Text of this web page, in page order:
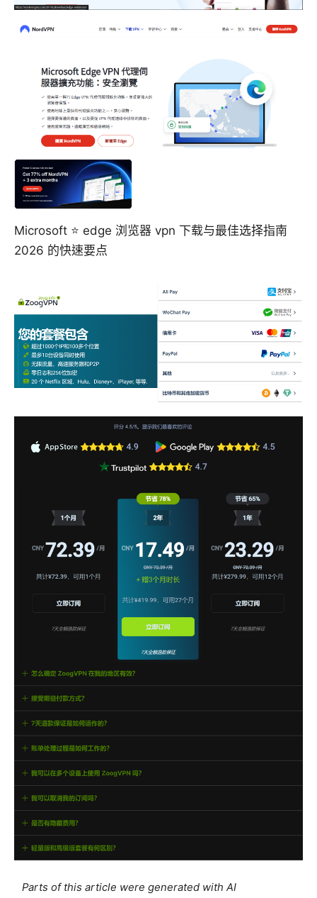
Microsoft ⭐ edge 浏览器 vpn 下载与最佳选择指南
2026 的快速要点
Parts of this article were generated with AI